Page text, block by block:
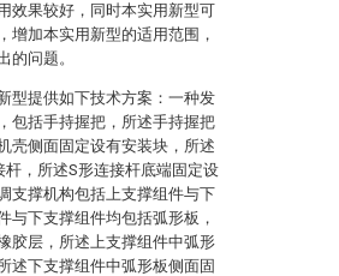
效果较好，同时本实用新型可
增加本实用新型的适用范围，
的问题。
型提供如下技术方案：一种发
包括手持握把，所述手持握把
壳侧面固定设有安装块，所述
，所述S形连接杆底端固定设
支撑机构包括上支撑组件与下
与下支撑组件均包括弧形板，
胶层，所述上支撑组件中弧形
述下支撑组件中弧形板侧面固